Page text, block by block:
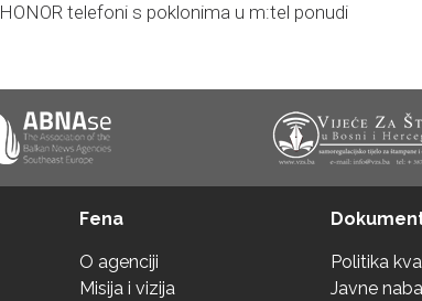
HONOR telefoni s poklonima u m:tel ponudi
Fena
O agenciji
Misija i vizija
Politika
Javne